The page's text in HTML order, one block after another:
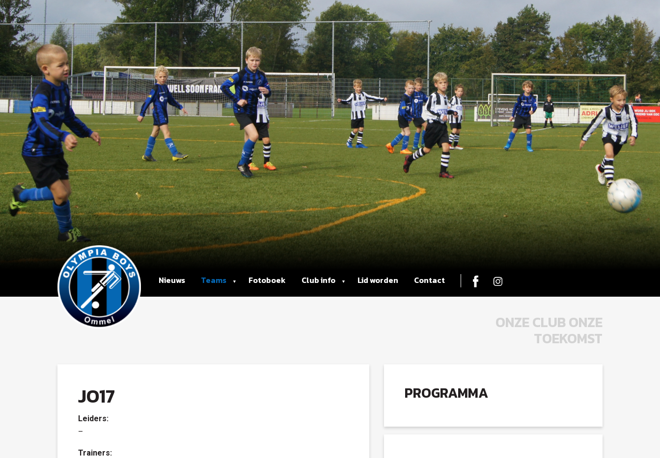
Nieuws Teams Fotoboek Club info Lid worden Contact
ONZE CLUB ONZE
TOEKOMST
JO17
Leiders:
–
Trainers:
PROGRAMMA